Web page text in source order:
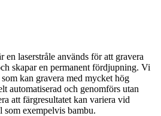
en laserstråle används för att gravera
skapar en permanent fördjupning. Vi
kan gravera med mycket hög
automatiserad och genomförs utan
att färgresultatet kan variera vid
som exempelvis bambu.